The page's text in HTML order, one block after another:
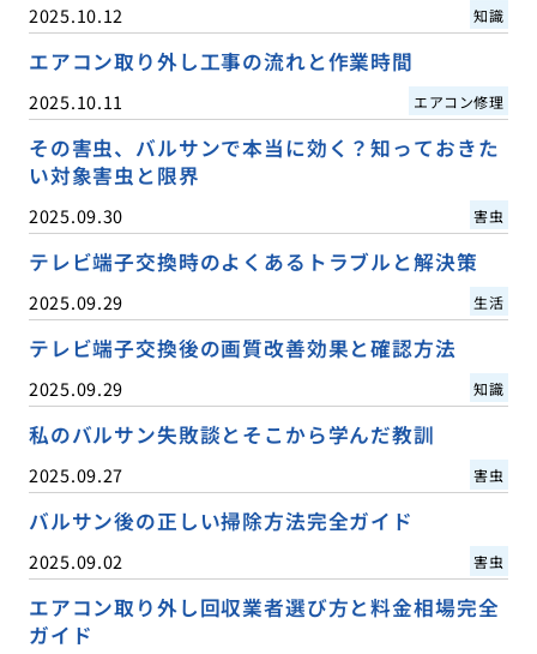
2025.10.12 知識
エアコン取り外し工事の流れと作業時間
2025.10.11 エアコン修理
その害虫、バルサンで本当に効く？知っておきた
い対象害虫と限界
2025.09.30 害虫
テレビ端子交換時のよくあるトラブルと解決策
2025.09.29 生活
テレビ端子交換後の画質改善効果と確認方法
2025.09.29 知識
私のバルサン失敗談とそこから学んだ教訓
2025.09.27 害虫
バルサン後の正しい掃除方法完全ガイド
2025.09.02 害虫
エアコン取り外し回収業者選び方と料金相場完全
ガイド